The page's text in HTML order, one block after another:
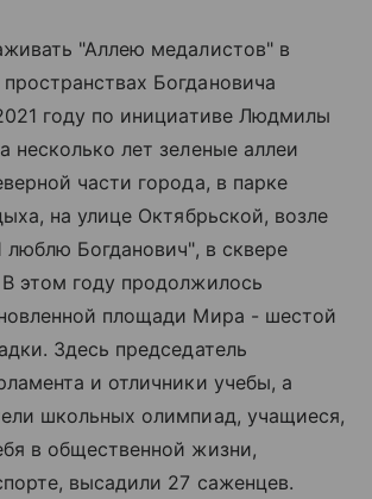
"Аллею медалистов" в
Богдановича
году по инициативе Людмилы
несколько лет зеленые аллеи
части города, в парке
на улице Октябрьской, возле
люблю Богданович", в сквере
этом году продолжилось
площади Мира - шестой
Здесь председатель
и отличники учебы, а
школьных олимпиад, учащиеся,
в общественной жизни,
высадили 27 саженцев.